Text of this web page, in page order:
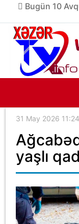
Bugün 10
31 May 2026 11:24
yaşlı